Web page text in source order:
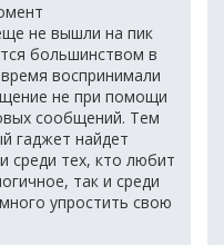
не вышли на пик
большинством в
воспринимали
не при помощи
сообщений. Тем
гаджет найдет
среди тех, кто любит
так и среди
упростить свою